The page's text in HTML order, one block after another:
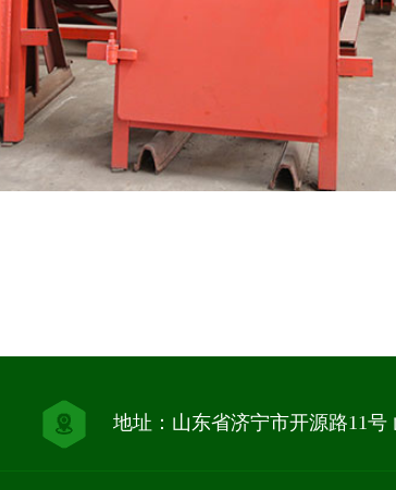
地址：山东省济宁市开源路11号